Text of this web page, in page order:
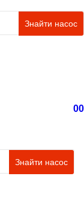
Знайти насос
00
Знайти насос